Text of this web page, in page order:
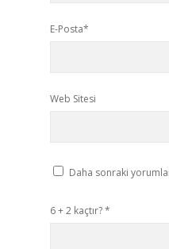
E-Posta*
Web Sitesi
Daha sonraki
6 + 2 kaçtır?*